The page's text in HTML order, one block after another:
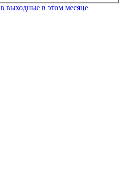
в выходные в этом месяце